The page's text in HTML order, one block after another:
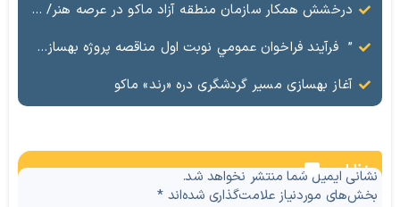
درخشش همکار سازمان منطقه آزاد ماکو در عرصه هنر/ مستند تاریخی «زری خانم» به کارگردانی احد عبادی رونمایی شد
” فرآيند فراخوان عمومي نوبت اول مناقصه پروژه بهسازي و آسفالت راه و پاركينگ مجموعه آب درماني شهرستان شوط منطقه آزاد ماكو “
آغاز بهسازی مسیر گردشگری دره «رند» ماکو
نظرات
نشانی ایمیل شما منتشر نخواهد شد.
بخش‌های موردنیاز علامت‌گذاری شده‌اند*